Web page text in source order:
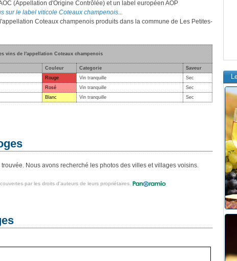
(Appellation d'Origine Contrôlée) et un label européen AOP
sur le label viticole Coteaux champenois...
Coteaux champenois produits dans la commune de Les Petites-
vins de l'appellation Coteaux champenois
Couleur Categorie
Saveur
Rouge Vin tranquille
Sec
Rosé Vin tranquille
Sec
Blanc Vin tranquille Sec
Nous avons recherché les photos des villes et villages voisins.
par les droits d'auteurs de leurs propriétaires.